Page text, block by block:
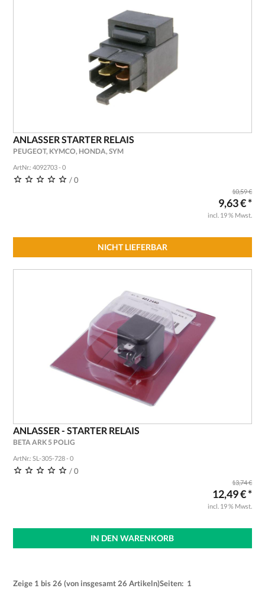
ANLASSER STARTER RELAIS
PEUGEOT, KYMCO, HONDA, SYM
ArtNr.: 4092703 - 0
/ 0
10,59 €
9,63 € *
incl. 19 % Mwst.
NICHT LIEFERBAR
ANLASSER - STARTER RELAIS
BETA ARK 5 POLIG
ArtNr.: SL-305-728 - 0
/ 0
13,74 €
12,49 € *
incl. 19 % Mwst.
IN DEN WARENKORB
Zeige 1 bis 26 (von insgesamt 26 Artikeln)Seiten: 1